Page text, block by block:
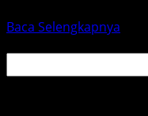
Baca Selengkapnya
Elio